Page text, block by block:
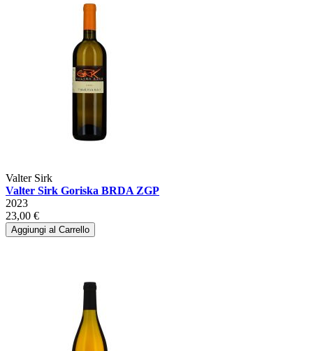
Valter Sirk
Valter Sirk Goriska BRDA ZGP
2023
23,00 €
Aggiungi al Carrello